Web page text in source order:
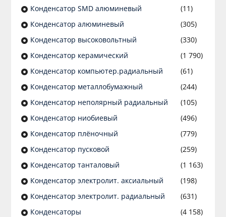
Конденсатор SMD алюминевый
(11)
Конденсатор алюминевый
(305)
Конденсатор высоковольтный
(330)
Конденсатор керамический
(1 790)
Конденсатор компьютер.радиальный
(61)
Конденсатор металлобумажный
(244)
Конденсатор неполярный радиальный
(105)
Конденсатор ниобиевый
(496)
Конденсатор плёночный
(779)
Конденсатор пусковой
(259)
Конденсатор танталовый
(1 163)
Конденсатор электролит. аксиальный
(198)
Конденсатор электролит. радиальный
(631)
Конденсаторы
(4 158)